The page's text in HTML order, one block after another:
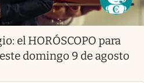
el HORÓSCOPO para
domingo 9 de agosto